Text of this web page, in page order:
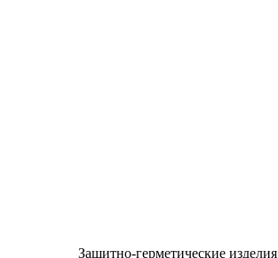
Защитно-герметические изделия